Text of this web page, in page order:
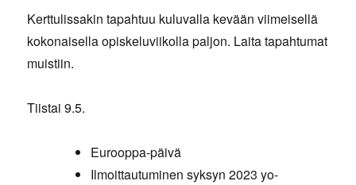
Kerttulissakin tapahtuu kuluvalla kevään viimeisellä
kokonaisella opiskeluviikolla paljon. Laita tapahtumat
muistiin.
Tiistai 9.5.
Eurooppa-päivä
Ilmoittautuminen syksyn 2023 yo-